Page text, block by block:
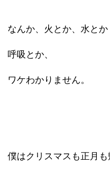
なんか、火とか、水とか
呼吸とか、
ワケわかりません。
僕はクリスマスも正月も